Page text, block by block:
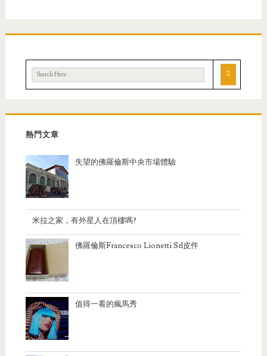
熱門文章
失望的佛羅倫斯中央市場體驗
米拉之家，有外星人在頂樓嗎?
佛羅倫斯Francesco Lionetti Srl皮件
值得一看的瘋馬秀